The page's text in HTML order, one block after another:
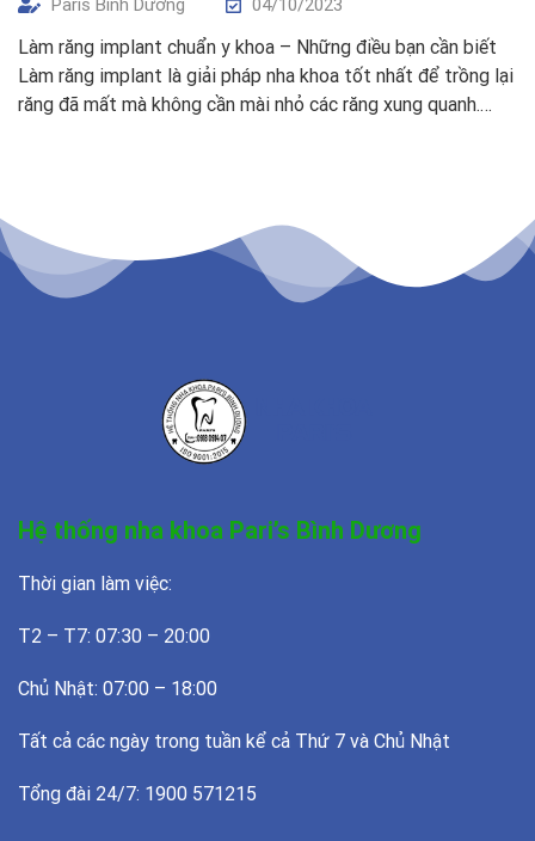
Làm răng implant chuẩn y khoa – Những điều bạn cần biết
Làm răng implant là giải pháp nha khoa tốt nhất để trồng lại
răng đã mất mà không cần mài nhỏ các răng xung quanh.
Hệ thống nha khoa Pari’s Bình Dương
Thời gian làm việc:
T2 – T7: 07:30 – 20:00
Chủ Nhật: 07:00 – 18:00
Tất cả các ngày trong tuần kể cả Thứ 7 và Chủ Nhật
Tổng đài 24/7: 1900 571215